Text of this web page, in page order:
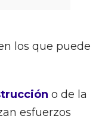
los que puede
o de la
esfuerzos